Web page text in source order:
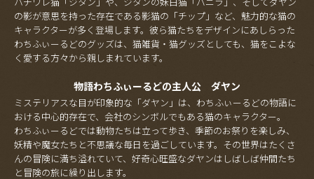
ハチワレ猫「ジタン」や、ジタンの妹白猫「バニラ」、そしてダヤン
の影が意思を持った存在である影猫の「チップ」など、魅力的な猫の
キャラクターが多く登場します。彼ら猫たちをデザインにあしらった
わちふぃーるどのグッズは、猫雑貨・猫グッズとしても、猫をこよな
く愛する方々から親しまれています。
物語わちふぃーるどの主人公 ダヤン
ミステリアスな目が印象的な「ダヤン」は、わちふぃーるどの物語に
おける中心的存在で、会社のシンボルでもある猫のキャラクター。
わちふぃーるどでは動物たちは立って歩き、季節のお祭りを楽しみ、
妖精や魔女たちと不思議な毎日を過ごしています。その世界はたくさ
んの冒険に満ち溢れていて、好奇心旺盛なダヤンはしばしば仲間たち
と冒険の旅に繰り出します。